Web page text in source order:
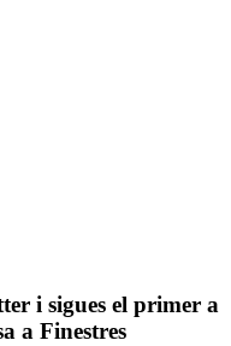
i sigues el primer a
a Finestres